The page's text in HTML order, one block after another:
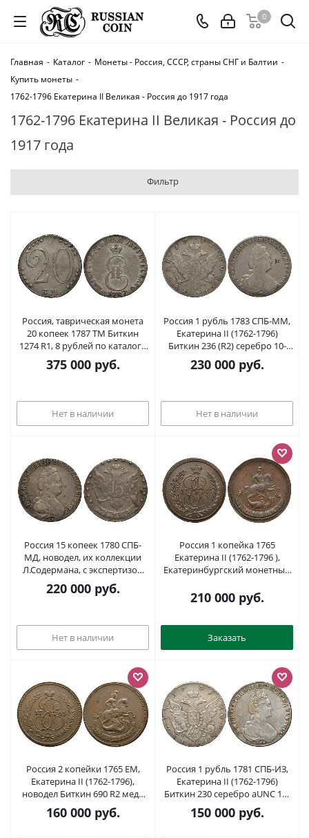
0
Главная - Каталог - Монеты - Россия, СССР, страны СНГ и Балтии -
Купить монеты -
1762-1796 Екатерина II Великая - Россия до 1917 года
1762-1796 Екатерина II Великая - Россия до
1917 года
Фильтр
Россия, таврическая монета
20 копеек 1787 ТМ Биткин
1274 R1, 8 рублей по каталогу
Ильина серебро 00-000-00
375 000руб.
Нет в наличии
Россия 1 рубль 1783 СПБ-ММ,
Екатерина II (1762-1796)
Биткин 236 (R2) серебро 10-
015-65
230 000руб.
Нет в наличии
Россия 15 копеек 1780 СПБ-
МД, новодел, их коллекции
Л.Содермана, с экспертизой
Ширяков и Ко Биткин Н 431 R3
серебро 00-000-00
220 000руб.
Нет в наличии
Россия 1 копейка 1765
Екатерина II (1762-1796 ),
Екатеринбургский монетный
пьедфорт, 5 рублей по
Трапезникову Биткин Н715
медь 10-015-64
210 000руб.
Заказать
Россия 2 копейки 1765 ЕМ,
Екатерина II (1762-1796),
новодел Биткин 690 R2 медь
UNC 10-002-16
160 000руб.
Россия 1 рубль 1781 СПБ-ИЗ,
Екатерина II (1762-1796)
Биткин 230 серебро aUNC 10-
017-36
150 000руб.